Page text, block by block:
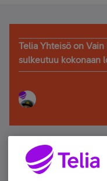
Telia Yhteisö on
sulkeutuu kokonaan
Älä jää paitsi –